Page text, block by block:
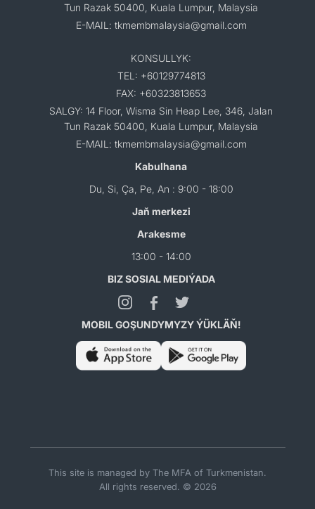
Tun Razak 50400, Kuala Lumpur, Malaysia
E-MAIL: tkmembmalaysia@gmail.com
KONSULLYK:
TEL: +60129774813
FAX: +60323813653
SALGY: 14 Floor, Wisma Sin Heap Lee, 346, Jalan
Tun Razak 50400, Kuala Lumpur, Malaysia
E-MAIL: tkmembmalaysia@gmail.com
Kabulhana
Du, Si, Ça, Pe, An : 9:00 - 18:00
Jaň merkezi
Arakesme
13:00 - 14:00
BIZ SOSIAL MEDIÝADA
MOBIL GOŞUNDYMYZY ÝÜKLÄŇ!
This site is managed by The MFA of Turkmenistan.
All rights reserved. © 2026